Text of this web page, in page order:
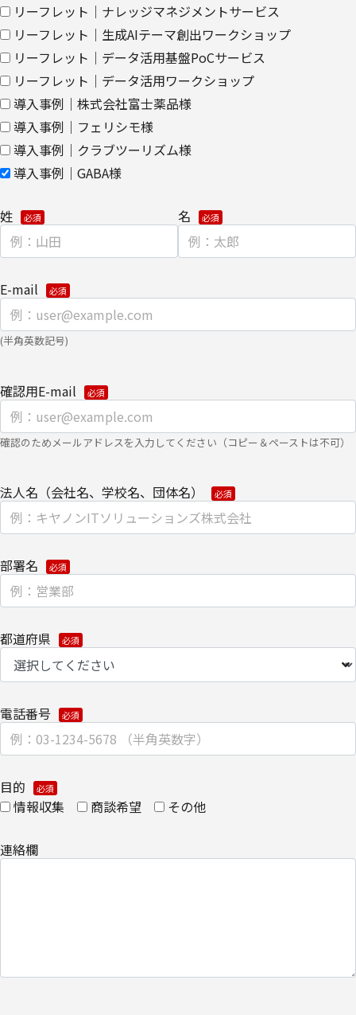
なお、上記利用目的の範囲で利用するにあたり、当社のグループ会
社およびパートナー企業より直接ご連絡させていただく場合があり
ます。
【委託先に関して】
当社は、委託業務により個人情報を外部へ預託する場合は、適切な
機密保持契約を締結し委託先を監督します。
【情報提供の任意性に関して】
応/各種情報/サービスをお届けできなくなる場合がございます。
【個人情報の開示/訂正/削除に関して】
ご提供いただきました個人情報の開示/訂正/削除などを希望される
場合は、下記の【お問い合わせ先】にご連絡ください。また、お手
続きの詳細については、以下をご参照ください。
【安全対策に関して】
このページは通信途上における第三者の不正なアクセスに備えて、
SSL（Secure Sockets Layer）による個人情報の暗号化またはこれ
【個人情報保護管理者】
キヤノンITソリューションズ株式会社
企画本部 営業・マーケティング推進部 部長
【お問い合わせ先】
企画本部 営業・マーケティング推進部
TEL 03-6701-3440
​個人情報の取扱全般に関する当社の考え方をご覧になりたい方は、
キヤノンITソリューションズ株式会社の個人情報の取り扱いについ
てをご覧ください。
・個人情報の取り扱いについて
リーフレット｜ナレッジマネジメントサービス
リーフレット｜生成AIテーマ創出ワークショップ
リーフレット｜データ活用基盤PoCサービス
リーフレット｜データ活用ワークショップ
導入事例｜株式会社富士薬品様
導入事例｜フェリシモ様
導入事例｜クラブツーリズム様
導入事例｜GABA様
姓 名
E-mail
(半角英数記号)
確認用E-mail
確認のためメールアドレスを入力してください（コピー＆ペーストは不可）
法人名（会社名、学校名、団体名）
部署名
都道府県
電話番号
目的
情報収集
商談希望 その他
連絡欄